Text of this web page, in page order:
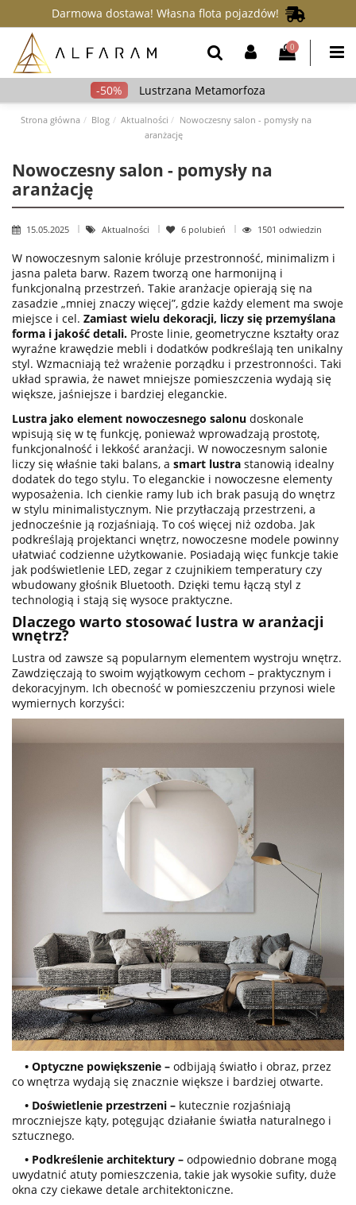
Darmowa dostawa! Własna flota pojazdów!
0
Lustrzana Metamorfoza
Strona główna Blog Aktualności
Nowoczesny salon - pomysły na
aranżację
Nowoczesny salon - pomysły na
aranżację
15.05.2025 Aktualności 6 polubień 1501 odwiedzin
W nowoczesnym salonie króluje przestronność, minimalizm i
jasna paleta barw. Razem tworzą one harmonijną i
funkcjonalną przestrzeń. Takie aranżacje opierają się na
zasadzie „mniej znaczy więcej”, gdzie każdy element ma swoje
miejsce i cel. Zamiast wielu dekoracji, liczy się przemyślana
forma i jakość detali. Proste linie, geometryczne kształty oraz
wyraźne krawędzie mebli i dodatków podkreślają ten unikalny
styl. Wzmacniają też wrażenie porządku i przestronności. Taki
układ sprawia, że nawet mniejsze pomieszczenia wydają się
większe, jaśniejsze i bardziej eleganckie.
Lustra jako element nowoczesnego salonu doskonale
wpisują się w tę funkcję, ponieważ wprowadzają prostotę,
funkcjonalność i lekkość aranżacji. W nowoczesnym salonie
liczy się właśnie taki balans, a smart lustra stanowią idealny
dodatek do tego stylu. To eleganckie i nowoczesne elementy
wyposażenia. Ich cienkie ramy lub ich brak pasują do wnętrz
w stylu minimalistycznym. Nie przytłaczają przestrzeni, a
jednocześnie ją rozjaśniają. To coś więcej niż ozdoba. Jak
podkreślają projektanci wnętrz, nowoczesne modele powinny
ułatwiać codzienne użytkowanie. Posiadają więc funkcje takie
jak podświetlenie LED, zegar z czujnikiem temperatury czy
wbudowany głośnik Bluetooth. Dzięki temu łączą styl z
technologią i stają się wysoce praktyczne.
Dlaczego warto stosować lustra w aranżacji
wnętrz?
Lustra od zawsze są popularnym elementem wystroju wnętrz.
Zawdzięczają to swoim wyjątkowym cechom – praktycznym i
dekoracyjnym. Ich obecność w pomieszczeniu przynosi wiele
wymiernych korzyści:
• Optyczne powiększenie – odbijają światło i obraz, przez
co wnętrza wydają się znacznie większe i bardziej otwarte.
• Doświetlenie przestrzeni – kutecznie rozjaśniają
mroczniejsze kąty, potęgując działanie światła naturalnego i
sztucznego.
• Podkreślenie architektury – odpowiednio dobrane mogą
uwydatnić atuty pomieszczenia, takie jak wysokie sufity, duże
okna czy ciekawe detale architektoniczne.